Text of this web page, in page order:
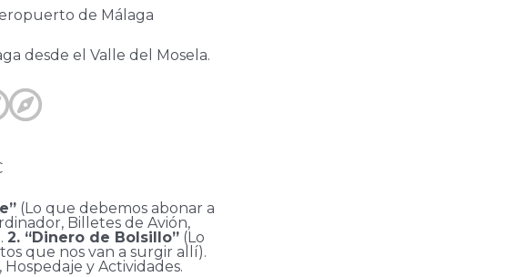
de Málaga
desde el Valle del Mosela.
(Lo que debemos abonar a
Billetes de Avión,
2. “Dinero de Bolsillo” (Lo
que nos van a surgir allí).
y Actividades.